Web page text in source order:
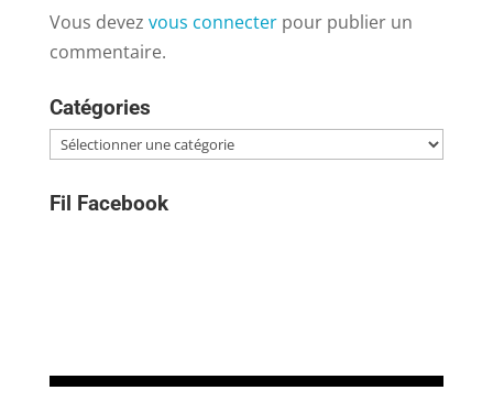
Vous devez vous connecterpour publier un
commentaire.
Catégories
Catégories
Fil Facebook